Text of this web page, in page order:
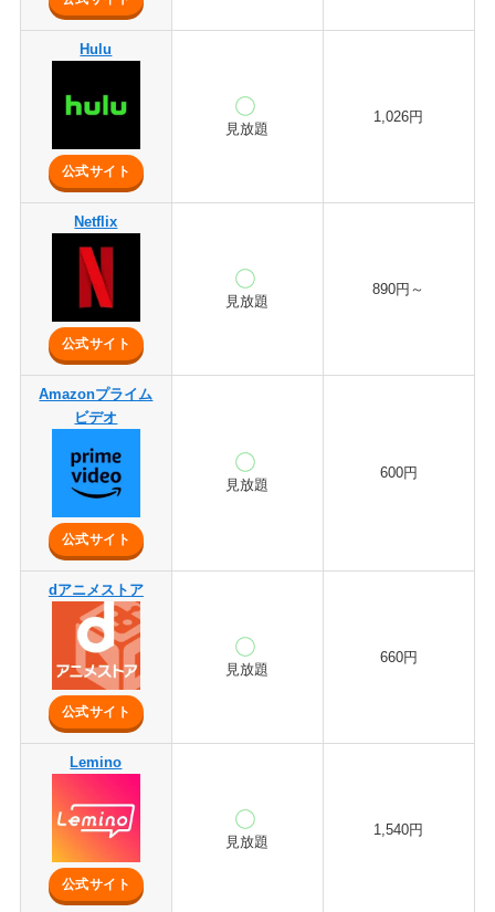
Hulu
公式サイト
見放題
1,026円
Netflix
公式サイト
見放題
890円～
Amazonプライム
ビデオ
公式サイト
見放題
600円
dアニメストア
公式サイト
見放題
660円
Lemino
公式サイト
見放題
1,540円